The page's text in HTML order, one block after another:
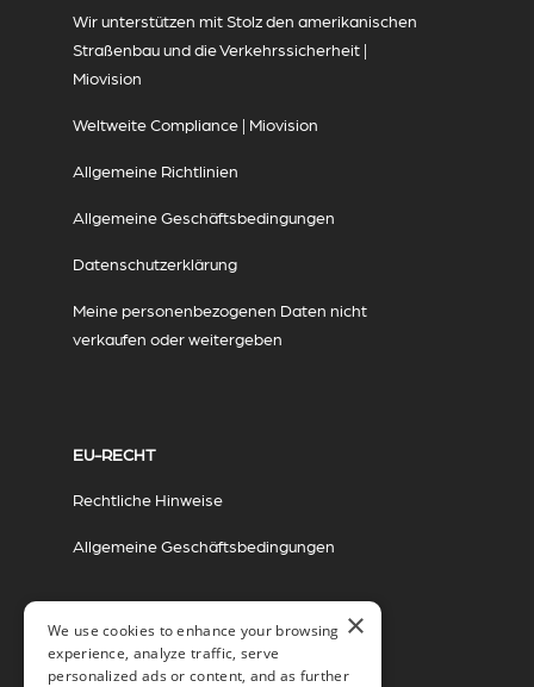
Wir unterstützen mit Stolz den amerikanischen
Straßenbau und die Verkehrssicherheit |
Miovision
Weltweite Compliance | Miovision
Allgemeine Richtlinien
Allgemeine Geschäftsbedingungen
Datenschutzerklärung
Meine personenbezogenen Daten nicht
verkaufen oder weitergeben
EU-RECHT
Rechtliche Hinweise
Allgemeine Geschäftsbedingungen
×
We use cookies to enhance your browsing
experience, analyze traffic, serve
personalized ads or content, and as further